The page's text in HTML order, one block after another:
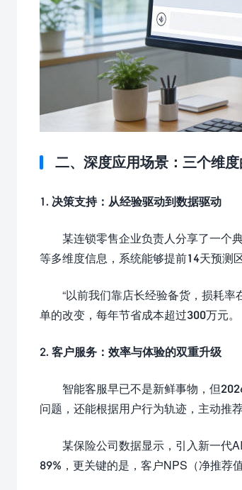
二、深度应用场景：三个维
1. 决策支持：从经验驱动到数据驱动
某连锁零售企业负责人分享了一个
等多维度信息，系统能够提前14天预测
“以前我们靠店长经验备货，损耗
单的改变，每年节省成本超过300万元。
2. 客户服务：效率与体验的双重升级
智能客服早已不是新鲜事物，但
问题，还能根据用户行为轨迹，主动推
某保险公司数据显示，引入新一代
89%，更关键的是，客户NPS（净推荐